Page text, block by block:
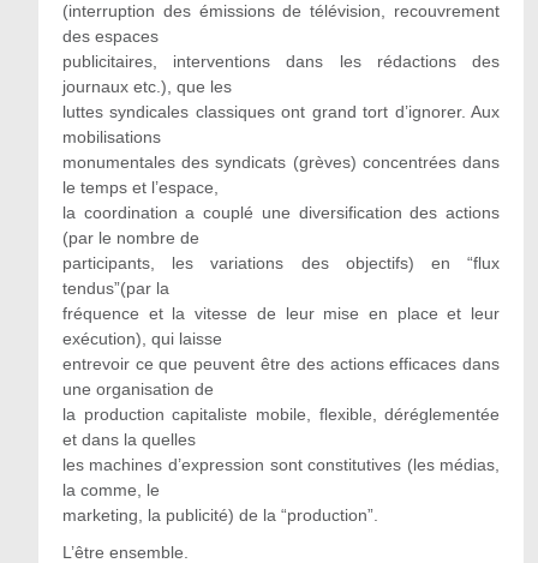
(interruption des émissions de télévision, recouvrement
des espaces
publicitaires, interventions dans les rédactions des
journaux etc.), que les
luttes syndicales classiques ont grand tort d’ignorer. Aux
mobilisations
monumentales des syndicats (grèves) concentrées dans
le temps et l’espace,
la coordination a couplé une diversification des actions
(par le nombre de
participants, les variations des objectifs) en “flux
tendus”(par la
fréquence et la vitesse de leur mise en place et leur
exécution), qui laisse
entrevoir ce que peuvent être des actions efficaces dans
une organisation de
la production capitaliste mobile, flexible, déréglementée
et dans la quelles
les machines d’expression sont constitutives (les médias,
la comme, le
marketing, la publicité) de la “production”.
L’être ensemble.